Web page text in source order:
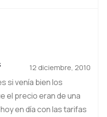
12 diciembre, 2010
si venía bien los
el precio eran de una
en día con las tarifas